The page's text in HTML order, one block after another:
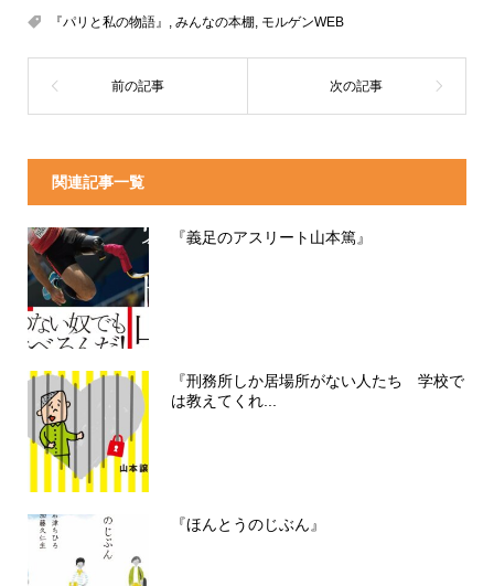
『パリと私の物語』 , みんなの本棚, モルゲンWEB
関連記事一覧
『義足のアスリート山本篤』
『刑務所しか居場所がない人たち 学校で
は教えてくれ...
『ほんとうのじぶん』